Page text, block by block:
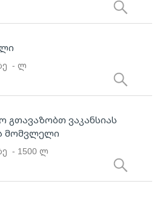
- ლ
გთავაზობთ ვაკანსიას
მომვლელი
- 1500 ლ